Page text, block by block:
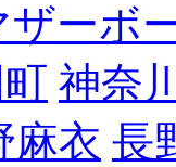
ザーボ
神奈
麻衣 長